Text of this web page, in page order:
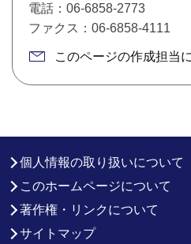
電話：06-6858-2773
ファクス：06-6858-4111
このページの作成担当
個人情報の取り扱いについて
このホームページについて
著作権・リンクについて
サイトマップ